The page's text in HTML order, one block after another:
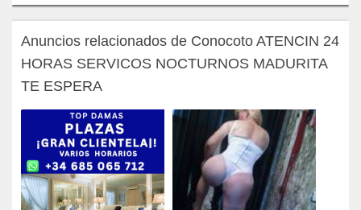
Anuncios relacionados de Conocoto ATENCIN 24
HORAS SERVICOS NOCTURNOS MADURITA
TE ESPERA